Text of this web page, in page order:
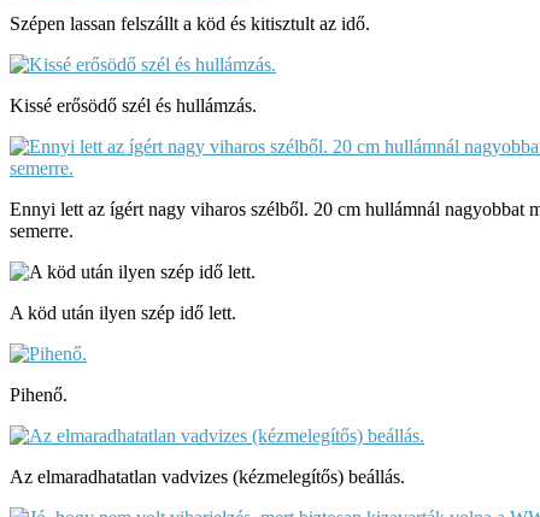
Szépen lassan felszállt a köd és kitisztult az idő.
Kissé erősödő szél és hullámzás.
Ennyi lett az ígért nagy viharos szélből. 20 cm hullámnál nagyobbat
semerre.
A köd után ilyen szép idő lett.
Pihenő.
Az elmaradhatatlan vadvizes (kézmelegítős) beállás.